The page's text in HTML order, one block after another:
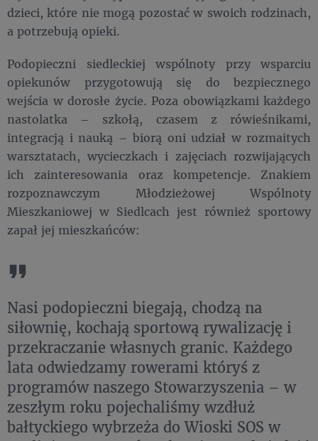
dzieci, które nie mogą pozostać w swoich rodzinach,
a potrzebują opieki.
Podopieczni siedleckiej wspólnoty przy wsparciu
opiekunów przygotowują się do bezpiecznego
wejścia w dorosłe życie. Poza obowiązkami każdego
nastolatka – szkołą, czasem z rówieśnikami,
integracją i nauką – biorą oni udział w rozmaitych
warsztatach, wycieczkach i zajęciach rozwijających
ich zainteresowania oraz kompetencje. Znakiem
rozpoznawczym Młodzieżowej Wspólnoty
Mieszkaniowej w Siedlcach jest również sportowy
zapał jej mieszkańców:
Nasi podopieczni biegają, chodzą na
siłownię, kochają sportową rywalizację i
przekraczanie własnych granic. Każdego
lata odwiedzamy rowerami któryś z
programów naszego Stowarzyszenia – w
zeszłym roku pojechaliśmy wzdłuż
bałtyckiego wybrzeża do Wioski SOS w